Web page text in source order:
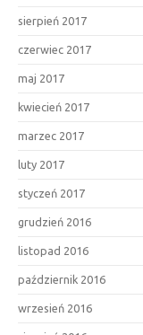
sierpień 2017
czerwiec 2017
maj 2017
kwiecień 2017
marzec 2017
luty 2017
styczeń 2017
grudzień 2016
listopad 2016
październik 2016
wrzesień 2016